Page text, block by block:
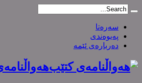
سەرەتا
پەیوەندی
دەربارەی ئێمە